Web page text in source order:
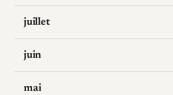
juillet
juin
mai